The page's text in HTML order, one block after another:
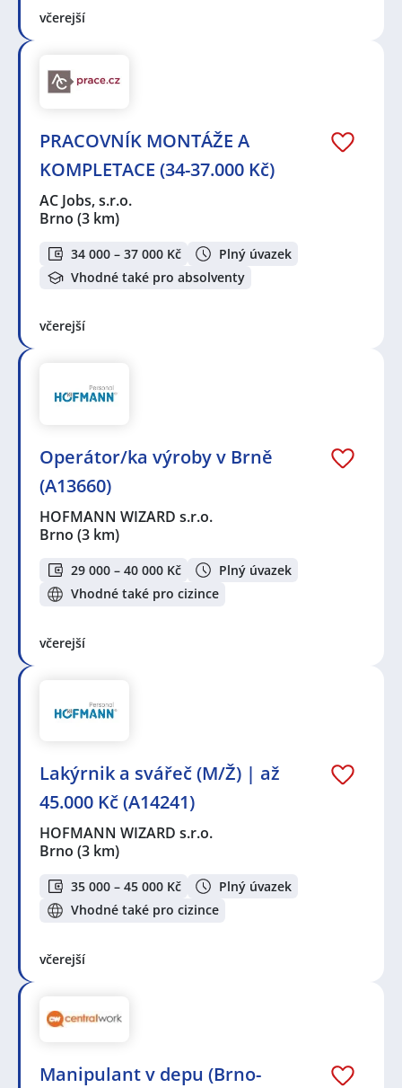
včerejší
PRACOVNÍK MONTÁŽE A
KOMPLETACE (34-37.000 Kč)
AC Jobs, s.r.o.
Brno (3 km)
34 000 – 37 000 Kč
Plný úvazek
Vhodné také pro absolventy
včerejší
Operátor/ka výroby v Brně
(A13660)
HOFMANN WIZARD s.r.o.
Brno (3 km)
29 000 – 40 000 Kč
Plný úvazek
Vhodné také pro cizince
včerejší
Lakýrnik a svářeč (M/Ž) | až
45.000 Kč (A14241)
HOFMANN WIZARD s.r.o.
Brno (3 km)
35 000 – 45 000 Kč
Plný úvazek
Vhodné také pro cizince
včerejší
Manipulant v depu (Brno-